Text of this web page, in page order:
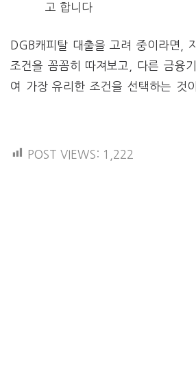
고 합니다​
DGB캐피탈 대출을 고려 중이라면,
조건을 꼼꼼히 따져보고, 다른 금융
여 가장 유리한 조건을 선택하는 것
POST VIEWS: 1,222